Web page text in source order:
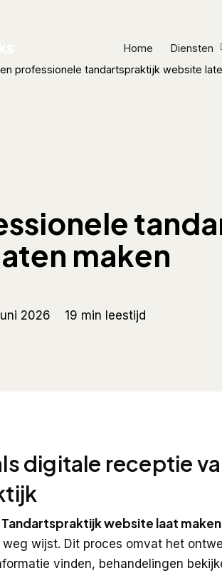
Home Diensten
professionele tandartspraktijk website
maken
2026 19 min leestijd
digitale receptie
Tandartspraktijk website laat maken
wijst. Dit proces omvat het
vinden, behandelingen